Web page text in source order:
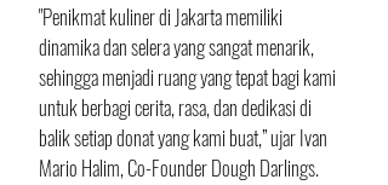
"Penikmat kuliner di Jakarta memiliki
dinamika dan selera yang sangat menarik,
sehingga menjadi ruang yang tepat bagi kami
untuk berbagi cerita, rasa, dan dedikasi di
balik setiap donat yang kami buat,” ujar Ivan
Mario Halim, Co-Founder Dough Darlings.